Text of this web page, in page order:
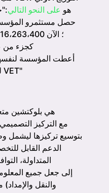
لـ VEN (والذي يتمثل في النسب بالنسبة لـ VET) هو على النحو التالي
220 مليونًا من عملة VEN (22٪) لتغطية نفقات العمليات والتطوير ؛ الآن 22 مليارًا من VET"
الدعم القابل
المتداولة،
والنقل